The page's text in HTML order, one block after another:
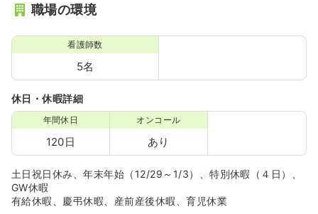
職場の環境
看護師数
5名
休日・休暇詳細
年間休日
120日
オンコール
あり
土日祝日休み、年末年始（12/29～1/3）、特別休暇（４日）、
GW休暇
有給休暇、慶弔休暇、産前産後休暇、育児休業